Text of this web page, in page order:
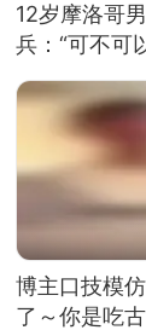
12岁摩洛哥
兵：“可不可
博主口技模
了～你是吃